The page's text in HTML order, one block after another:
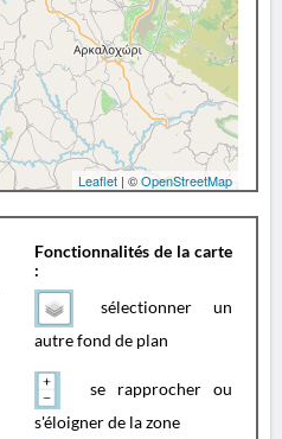
Leaflet | ©OpenStreetMap
Fonctionnalités de la carte
:
sélectionner un
autre fond de plan
se rapprocher ou
s'éloigner de la zone